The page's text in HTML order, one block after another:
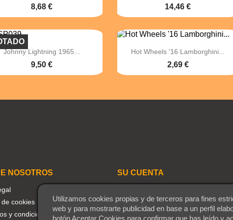
8,68 € 14,46 €
 Vista rápida
Johnny Lightning 1965...
9,50 €
 Vista rápida
Hot Wheels '16 Lamborghini...
2,69 €
NOSOTROS
de cookies
y condiciones
SU CUENTA
Iniciar sesión
Crear una cuenta
Utilizamos cookies propias y de terceros para fines
web y para mostrarte publicidad en base a un perfil
botón Aceptar Cookies para confirmar que has leído y